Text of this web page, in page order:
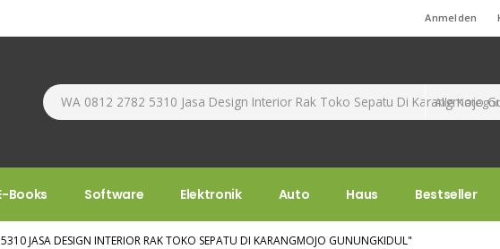
Anmelden
Books Software Elektronik Auto Haus Bestseller
JASA DESIGN INTERIOR RAK TOKO SEPATU DI KARANGMOJO GUNUNGKIDUL"